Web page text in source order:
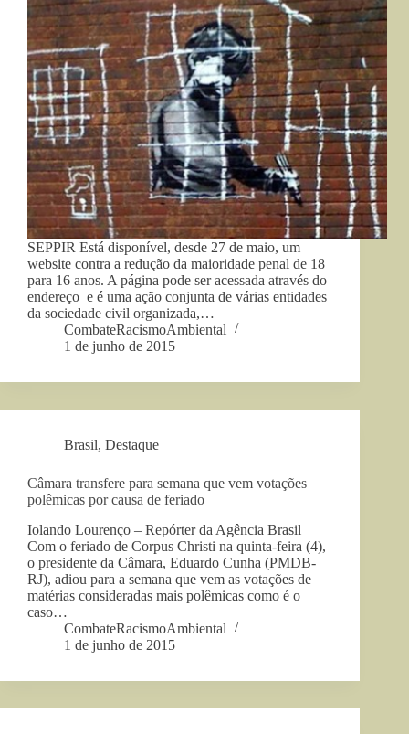
SEPPIR Está disponível, desde 27 de maio, um
website contra a redução da maioridade penal de 18
para 16 anos. A página pode ser acessada através do
endereço e é uma ação conjunta de várias entidades
da sociedade civil organizada,…
CombateRacismoAmbiental
1 de junho de 2015
Brasil, Destaque
Câmara transfere para semana que vem votações
polêmicas por causa de feriado
Iolando Lourenço – Repórter da Agência Brasil
Com o feriado de Corpus Christi na quinta-feira (4),
o presidente da Câmara, Eduardo Cunha (PMDB-
RJ), adiou para a semana que vem as votações de
matérias consideradas mais polêmicas como é o
caso…
CombateRacismoAmbiental
1 de junho de 2015